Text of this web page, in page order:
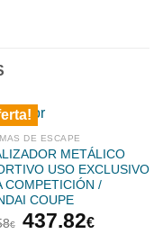
DE ESCAPE
METÁLICO
USO EXCLUSIVO
COMPETICIÓN /
COUPE
€
El
437.82€El